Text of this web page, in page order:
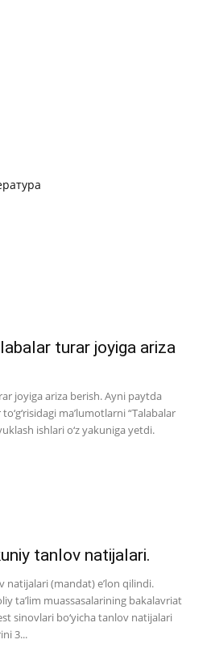
turar joyiga ariza
joyiga ariza berish. Ayni paytda
maʼlumotlarni “Talabalar
ishlari o‘z yakuniga yetdi.
tanlov natijalari.
natijalari (mandat) e’lon qilindi.
ta’lim muassasalarining bakalavriat
sinovlari bo‘yicha tanlov natijalari
3...